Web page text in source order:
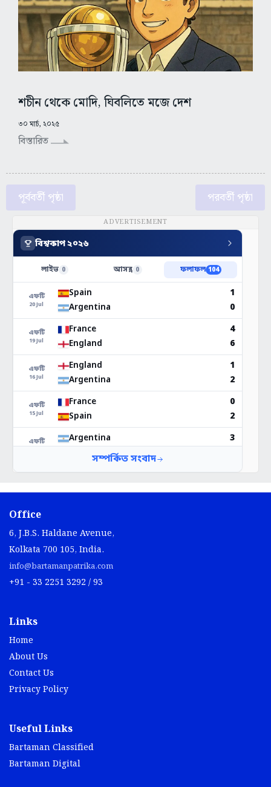
শচীন থেকে মোদি, ঘিবলিতে মজে দেশ
৩০ মার্চ, ২০২৫
বিস্তারিত
পূর্ববর্তী পৃষ্ঠা পরবর্তী পৃষ্ঠা
ADVERTISEMENT
Office
6, J.B.S. Haldane Avenue,
Kolkata 700 105, India.
info@bartamanpatrika.com
+91 - 33 2251 3292 / 93
Links
Home
About Us
Contact Us
Privacy Policy
Useful Links
Bartaman Classified
Bartaman Digital